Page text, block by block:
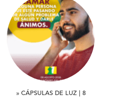
» CÁPSULAS DE LUZ | 8